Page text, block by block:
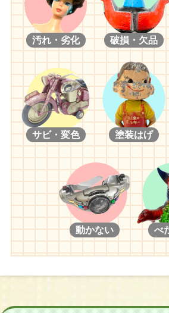
ウルトラマン80
ウルトラマン80 リニューアル
汚れ・劣化 破損・欠品
サビ・変色 塗装はげ
動かない べ